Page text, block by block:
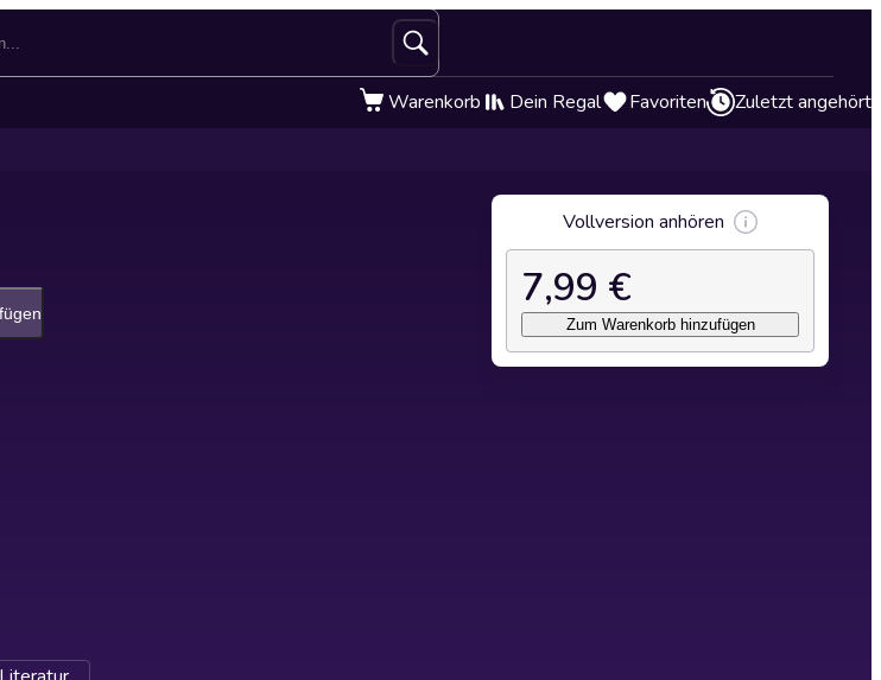
Warenkorb Dein Regal Favoriten Zuletzt angehört
Vollversion anhören
7,99 €
Zum Warenkorb hinzufügen